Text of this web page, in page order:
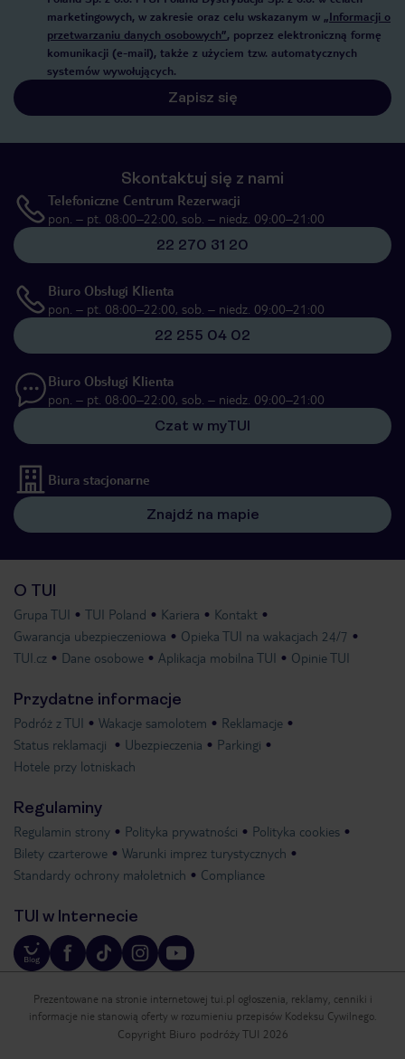
marketingowych, w zakresie oraz celu wskazanym w „Informacji o
przetwarzaniu danych osobowych”, poprzez elektroniczną formę
komunikacji (e-mail), także z użyciem tzw. automatycznych
systemów wywołujących.
Zapisz się
Skontaktuj się z nami
Telefoniczne Centrum Rezerwacji
pon. – pt. 08:00–22:00, sob. – niedz. 09:00–21:00
22 270 31 20
Biuro Obsługi Klienta
pon. – pt. 08:00–22:00, sob. – niedz. 09:00–21:00
22 255 04 02
Biuro Obsługi Klienta
pon. – pt. 08:00–22:00, sob. – niedz. 09:00–21:00
Czat w myTUI
Biura stacjonarne
Znajdź na mapie
O TUI
Grupa TUI TUI Poland Kariera
Kontakt
Gwarancja ubezpieczeniowa
Opieka TUI na wakacjach 24/7
TUI.cz
Dane osobowe Aplikacja mobilna TUI Opinie TUI
Przydatne informacje
Podróż z TUI Wakacje samolotem
Reklamacje
Status reklamacji
Ubezpieczenia
Parkingi
Hotele przy lotniskach
Regulaminy
Regulamin strony Polityka prywatności
Polityka cookies
Bilety czarterowe
Warunki imprez turystycznych
Standardy ochrony małoletnich
Compliance
TUI w Internecie
Prezentowane na stronie internetowej tui.pl ogłoszenia, reklamy, cenniki i
informacje nie stanowią oferty w rozumieniu przepisów Kodeksu Cywilnego.
Copyright Biuro podróży TUI 2026